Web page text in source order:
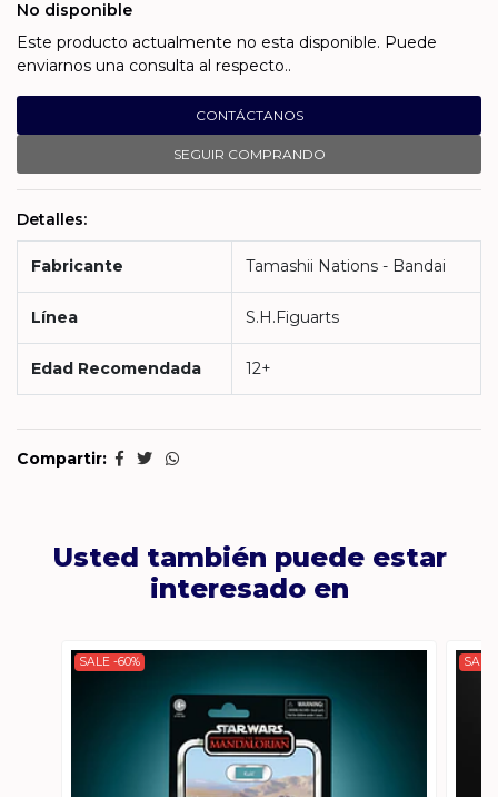
No disponible
Este producto actualmente no esta disponible. Puede
enviarnos una consulta al respecto..
CONTÁCTANOS
SEGUIR COMPRANDO
Detalles:
Fabricante Tamashii Nations - Bandai
Línea S.H.Figuarts
Edad Recomendada 12+
Compartir:
Usted también puede estar
interesado en
SALE -60% SALE